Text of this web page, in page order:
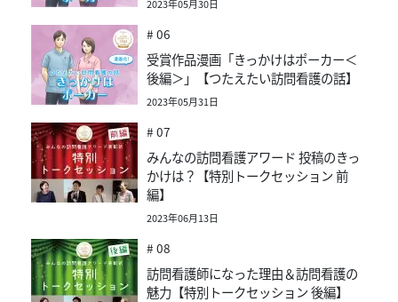
2023年05月30日
# 06
受賞作品漫画「きっかけはポーカー＜
後編＞」【つたえたい訪問看護の話】
2023年05月31日
# 07
みんなの訪問看護アワード 投稿のきっ
かけは？【特別トークセッション 前
編】
2023年06月13日
# 08
訪問看護師になった理由＆訪問看護の
魅力【特別トークセッション 後編】